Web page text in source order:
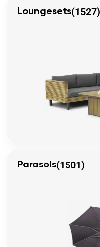
Loungesets(1527)
Parasols(1501)